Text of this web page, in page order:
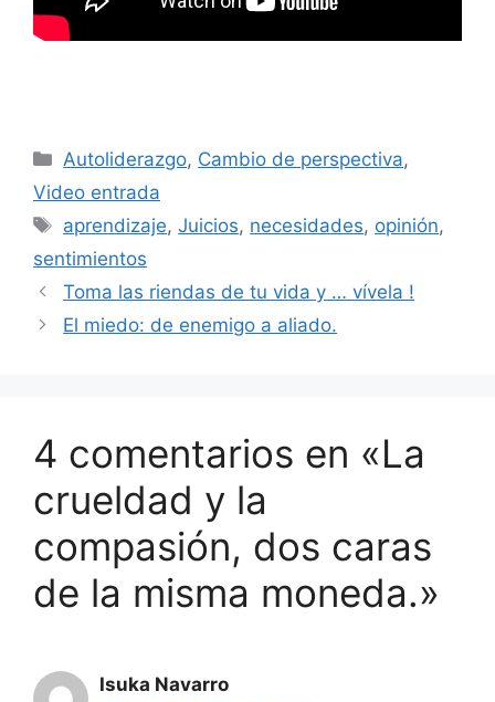
Categorías
Autoliderazgo, Cambio de perspectiva,
Video entrada
Etiquetas
aprendizaje,Juicios, necesidades, opinión,
sentimientos
Toma las riendas de tu vida y … vívela !
El miedo: de enemigo a aliado.
4 comentarios en «La
crueldad y la
compasión, dos caras
de la misma moneda.»
Isuka Navarro